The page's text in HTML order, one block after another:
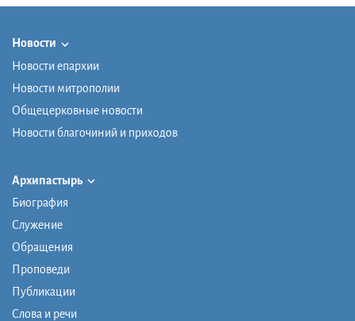
Новости
Новости епархии
Новости митрополии
Общецерковные новости
Новости благочиний и приходов
Архипастырь
Биография
Служение
Обращения
Проповеди
Публикации
Слова и речи